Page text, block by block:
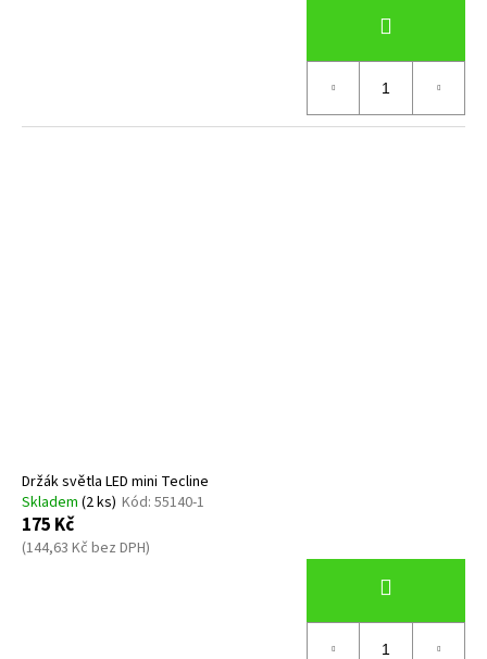
Držák světla LED mini Tecline
Skladem (2 ks) Kód: 55140-1
175 Kč
(144,63 Kč bez DPH)